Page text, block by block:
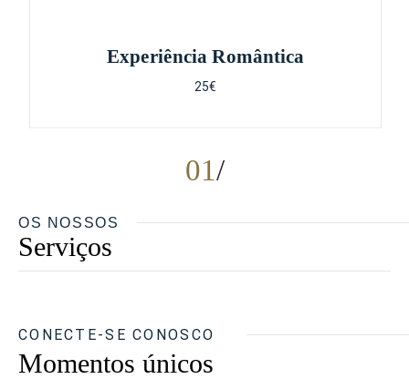
01
Experiência Romântica
25€
OS NOSSOS
Serviços
CONECTE-SE CONOSCO
Momentos únicos